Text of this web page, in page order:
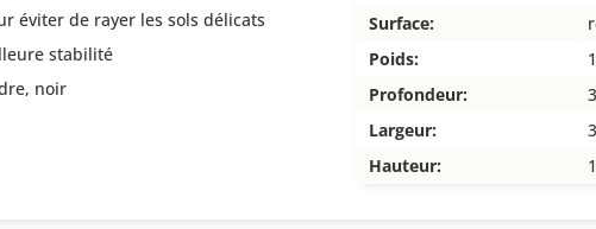
éviter de rayer les sols délicats
stabilité
noir
Surface:
Poids:
Profondeur:
Largeur:
Hauteur: